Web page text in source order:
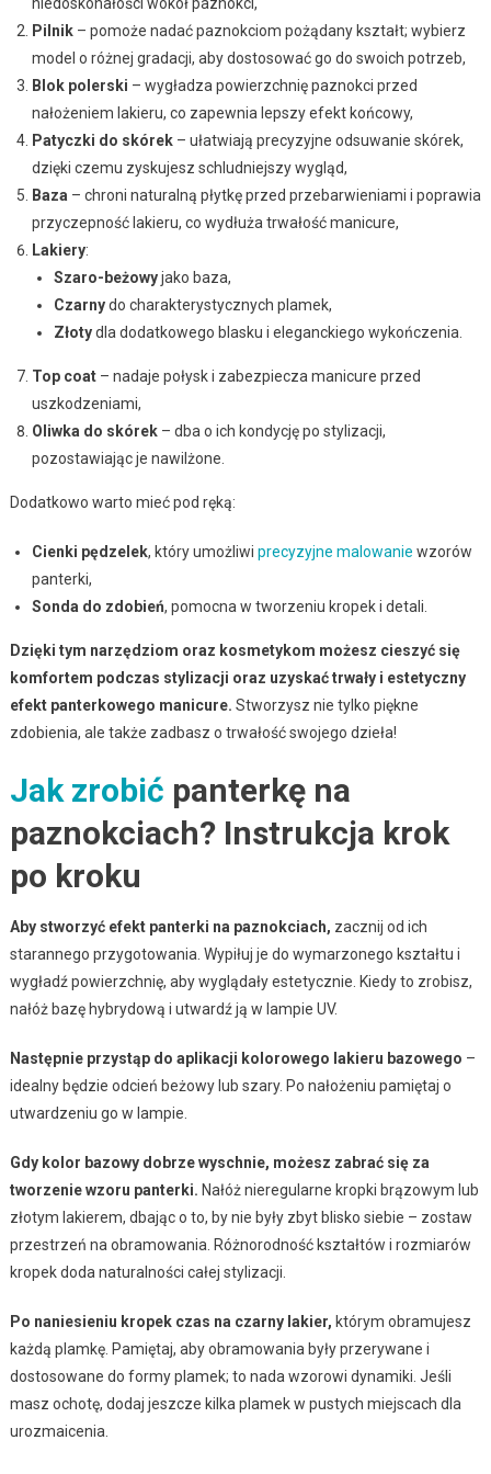
Pilnik– pomoże nadać paznokciom pożądany kształt; wybierz
model o różnej gradacji, aby dostosować go do swoich potrzeb,
Blok polerski – wygładza powierzchnię paznokci przed
nałożeniem lakieru, co zapewnia lepszy efekt końcowy,
Patyczki do skórek– ułatwiają precyzyjne odsuwanie skórek,
dzięki czemu zyskujesz schludniejszy wygląd,
Baza – chroni naturalną płytkę przed przebarwieniami i poprawia
przyczepność lakieru, co wydłuża trwałość manicure,
Lakiery:
Szaro-beżowyjako baza,
Czarnydo charakterystycznych plamek,
Złotydla dodatkowego blasku i eleganckiego wykończenia.
Top coat– nadaje połysk i zabezpiecza manicure przed
uszkodzeniami,
Oliwka do skórek– dba o ich kondycję po stylizacji,
pozostawiając je nawilżone.
Dodatkowo warto mieć pod ręką:
Cienki pędzelek, który umożliwi precyzyjne malowanie wzorów
panterki,
Sonda do zdobień, pomocna w tworzeniu kropek i detali.
Dzięki tym narzędziom oraz kosmetykom możesz cieszyć się
komfortem podczas stylizacji oraz uzyskać trwały i estetyczny
efekt panterkowego manicure. Stworzysz nie tylko piękne
zdobienia, ale także zadbasz o trwałość swojego dzieła!
Jak zrobić panterkę na
paznokciach? Instrukcja krok
po kroku
Aby stworzyć efekt panterki na paznokciach, zacznij od ich
starannego przygotowania. Wypiłuj je do wymarzonego kształtu i
wygładź powierzchnię, aby wyglądały estetycznie. Kiedy to zrobisz,
nałóż bazę hybrydową i utwardź ją w lampie UV.
Następnie przystąp do aplikacji kolorowego lakieru bazowego –
idealny będzie odcień beżowy lub szary. Po nałożeniu pamiętaj o
utwardzeniu go w lampie.
Gdy kolor bazowy dobrze wyschnie, możesz zabrać się za
tworzenie wzoru panterki. Nałóż nieregularne kropki brązowym lub
złotym lakierem, dbając o to, by nie były zbyt blisko siebie – zostaw
przestrzeń na obramowania. Różnorodność kształtów i rozmiarów
kropek doda naturalności całej stylizacji.
Po naniesieniu kropek czas na czarny lakier, którym obramujesz
każdą plamkę. Pamiętaj, aby obramowania były przerywane i
dostosowane do formy plamek; to nada wzorowi dynamiki. Jeśli
masz ochotę, dodaj jeszcze kilka plamek w pustych miejscach dla
urozmaicenia.